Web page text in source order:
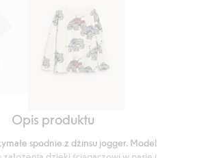
Top
długim
Opis produktu
spodnie z dżinsu jogger. Model